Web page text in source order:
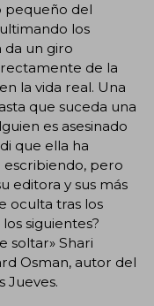
pequeño del
los
da un giro
de la
la vida real. Una
que suceda una
es asesinado
que ella ha
pero
editora y sus más
oculta tras los
los siguientes?
soltar» Shari
Osman, autor del
Jueves.